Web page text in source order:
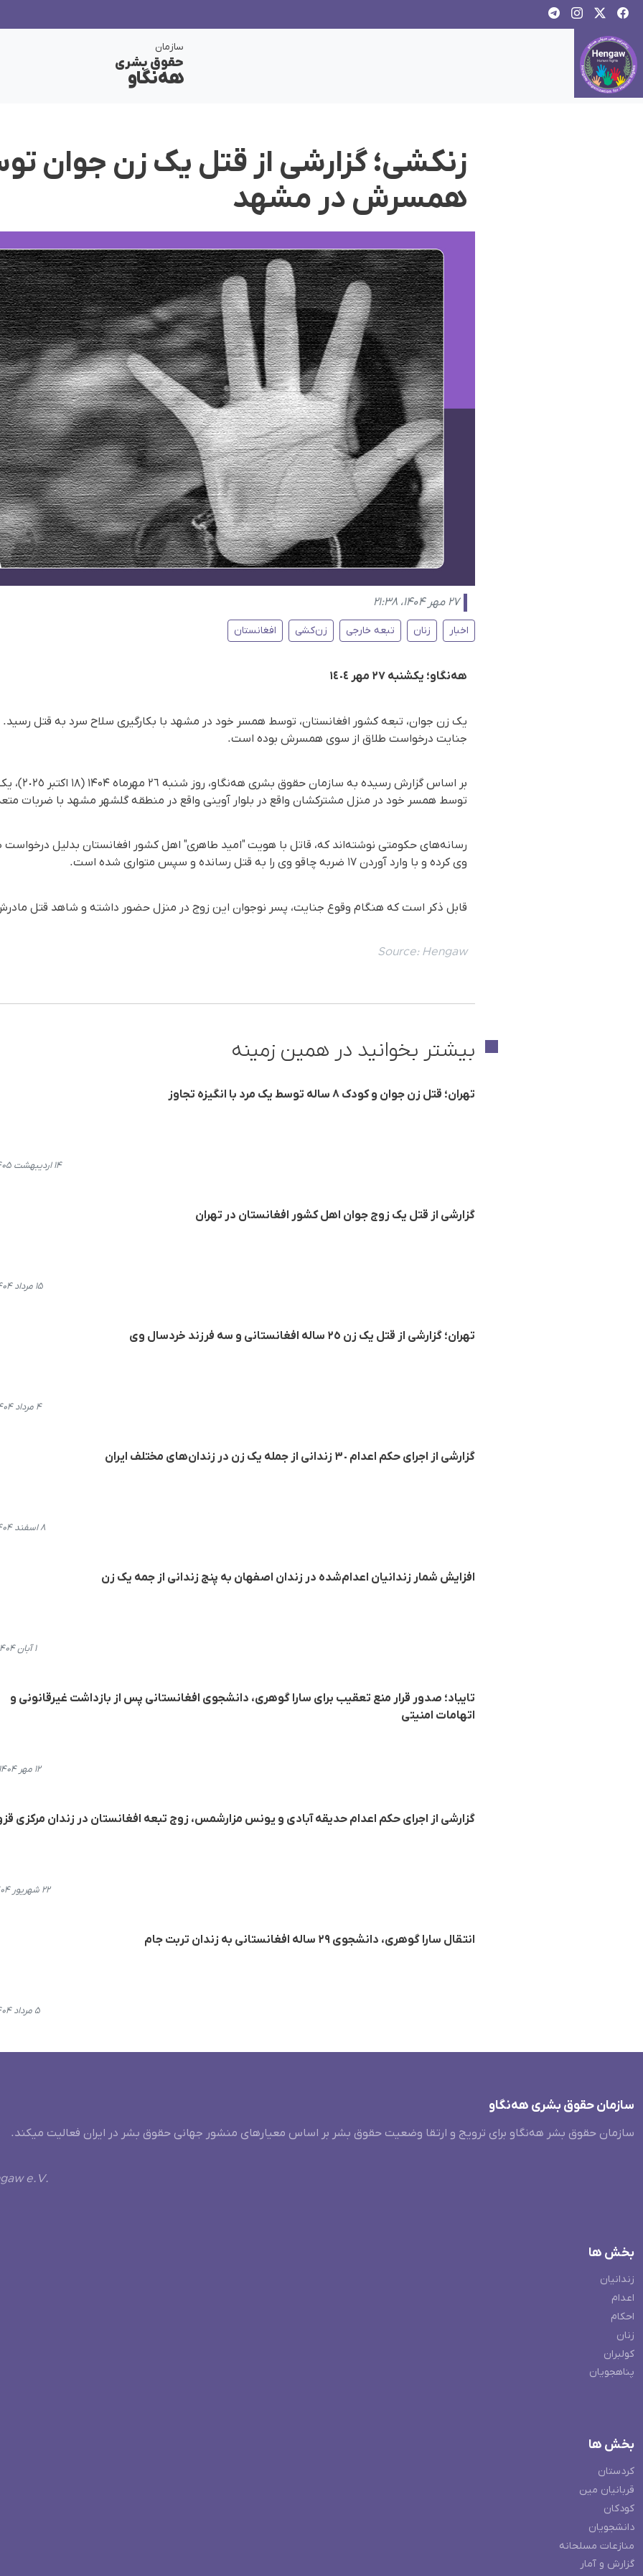
سازمان
حقوق بشری
هەنگاو
زنکشی؛ گزارشی از قتل یک زن جوان
همسرش در مشهد
۲۷ مهر ۱۴۰۴، ۲۱:۳۸
اخبار زنان تبعه خارجی زن‌کشی افغانستان
هەنگاو؛ یکشنبە ٢٧ مهر ١٤٠٤
یک زن جوان، تبعە کشور افغانستان، توسط همسر خود در مشهد با بکارگیری سلاح سرد به قتل رسید.
جنایت درخواست طلاق از سوی همسرش بوده است.
توسط همسر خود در منزل مشترکشان واقع در بلوار آوینی واقع در منطقه گلشهر مشهد با ضربات
رسانه‌های حکومتی نوشته‌اند که، قاتل با هویت "امید طاهری" اهل کشور افغانستان بدلیل
وی کرده و با وارد آوردن ١٧ ضربە چاقو وی را بە قتل رساندە و سپس متواری شدە است.
قابل ذکر است که هنگام وقوع جنایت، پسر نوجوان این زوج در منزل حضور داشته و شاهد قتل
Source: Hengaw
بیشتر بخوانید در همین زمینه
تهران؛ قتل زن جوان و کودک ۸ ساله توسط یک مرد با انگیزه تجاوز
۱۴ اردیبهشت ۱۴۰۵، ۱۱:۰۳
گزارشی از قتل یک زوج جوان اهل کشور افغانستان در تهران
۱۵ مرداد ۱۴۰۴، ۱۹:۰۸
تهران؛ گزارشی از قتل یک زن ٢٥ سالە افغانستانی و سە فرزند خردسال وی
۴ مرداد ۱۴۰۴، ۲۰:۱۷
گزارشی از اجرای حکم اعدام ٣٠ زندانی از جملە یک زن در زندان‌های مختلف ایران
۸ اسفند ۱۴۰۴، ۲۱:۰۰
افزایش شمار زندانیان اعدام‌‌شده در زندان اصفهان به پنج زندانی از جمه یک زن
۱ آبان ۱۴۰۴، ۱۳:۳۰
تایباد؛ صدور قرار منع تعقیب برای سارا گوهری، دانشجوی افغانستانی پس از بازداشت غیرقانونی و
اتهامات امنیتی
۱۲ مهر ۱۴۰۴، ۱۵:۴۵
گزارشی از اجرای حکم اعدام حدیقه آبادی و یونس مزارشمس، زوج تبعه افغانستان در زندان مرکزی
۲۲ شهریور ۱۴۰۴، ۱۷:۱۹
انتقال سارا گوهری، دانشجوی ٢٩ ساله افغانستانی به زندان تربت جام
۵ مرداد ۱۴۰۴، ۱۳:۲۱
سازمان حقوق بشری هەنگاو
سازمان حقوق بشر هه‌نگاو برای ترویج و ارتقا وضعیت حقوق بشر بر اساس معیارهای منشور جهانی حقوق بشر در ایران فعالیت میکند.
e.V.
بخش ها
زندانیان
اعدام
احکام
زنان
کولبران
پناهجویان
بخش ها
کردستان
قربانیان مین
کودکان
دانشجویان
منازعات مسلحانه
گزارش و آمار